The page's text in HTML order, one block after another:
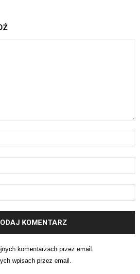
komentarzach przez email.
wpisach przez email.